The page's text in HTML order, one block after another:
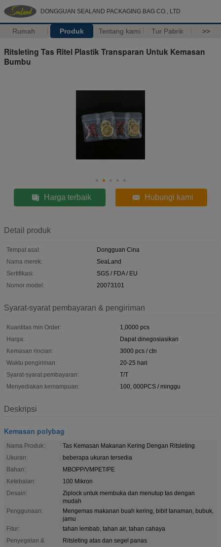
DONGGUAN SEALAND PACKAGING BAG CO., LTD
Rumah Produk Tentang kami Tur Pabrik >>
Ritsleting Tas Ritel Plastik Transparan Untuk Kemasan
Bumbu
Harga terbaik Hubungi kami
Detail produk
Tempat asal:
Dongguan Cina
Nama merek:
SeaLand
Sertifikasi:
SGS / FDA / EU
Nomor model:
20073101
Syarat-syarat pembayaran & pengiriman
Kuantitas min Order:
1,0000 pcs
Harga:
Dapat dinegosiasikan
Kemasan rincian:
3000 pcs / ctn
Waktu pengiriman:
20-25 hari
Syarat-syarat pembayaran:
T/T
Menyediakan kemampuan:
100, 000PCS / minggu
Deskripsi
Kemasan polybag
Nama Produk:
Tas Kemasan Makanan Kering Dengan Ritsleting
Ukuran:
beberapa ukuran tersedia
Bahan:
MBOPP/VMPET/PE
Ketebalan:
100 Mikron
Desain:
Ziplock untuk membuka dan menutup tas dengan
mudah
Penggunaan:
Mengemas makanan buah kering, bibit tanaman, bubuk,
jamu
Fitur:
tahan lembab, tahan air, tahan cahaya
Penyegelan &
Ritsleting atas dan segel panas